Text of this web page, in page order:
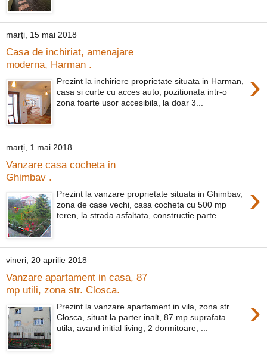
marți, 15 mai 2018
Casa de inchiriat, amenajare
moderna, Harman .
›
Prezint la inchiriere proprietate situata in Harman,
casa si curte cu acces auto, pozitionata intr-o
zona foarte usor accesibila, la doar 3...
marți, 1 mai 2018
Vanzare casa cocheta in
Ghimbav .
›
Prezint la vanzare proprietate situata in Ghimbav,
zona de case vechi, casa cocheta cu 500 mp
teren, la strada asfaltata, constructie parte...
vineri, 20 aprilie 2018
Vanzare apartament in casa, 87
mp utili, zona str. Closca.
›
Prezint la vanzare apartament in vila, zona str.
Closca, situat la parter inalt, 87 mp suprafata
utila, avand initial living, 2 dormitoare, ...